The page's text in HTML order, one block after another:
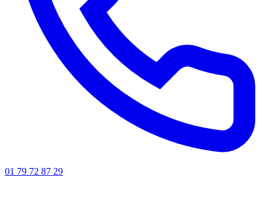
01 79 72 87 29